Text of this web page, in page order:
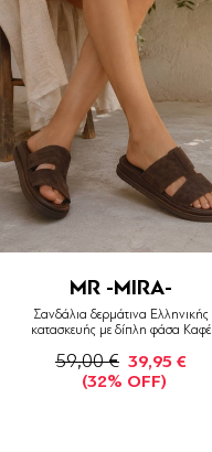
MR -MIRA-
Σανδάλια δερμάτινα Ελληνικής
κατασκευής με δίπλη φάσα Καφέ
59,00 € 39,95 €
(32% OFF)